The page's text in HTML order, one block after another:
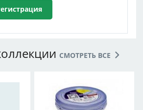
СМОТРЕТЬ ВСЕ